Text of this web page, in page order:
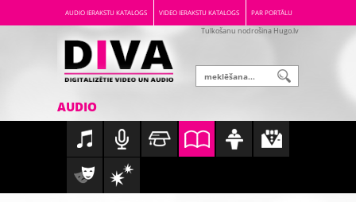
AUDIO IERAKSTU KATALOGS VIDEO IERAKSTU KATALOGS PAR PORTĀLU
Tulkošanu nodrošina Hugo.lv
AUDIO